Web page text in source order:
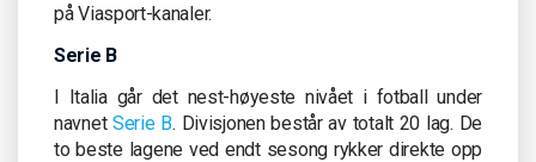
på Viasport-kanaler.
Serie B
I Italia går det nest-høyeste nivået i fotball under
navnetSerie B. Divisjonen består av totalt 20 lag. De
to beste lagene ved endt sesong rykker direkte opp